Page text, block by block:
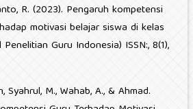
R. (2023). Pengaruh kompetensi
motivasi belajar siswa di kelas
Guru Indonesia) ISSN:, 8(1),
Syahrul, M., Wahab, A., & Ahmad.